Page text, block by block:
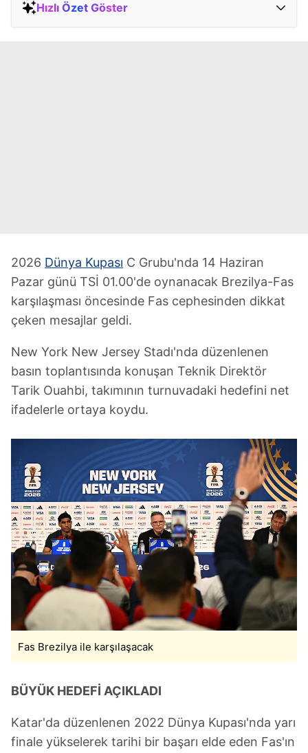
Hızlı Özet Göster
2026 Dünya Kupası C Grubu'nda 14 Haziran
Pazar günü TSİ 01.00'de oynanacak Brezilya-Fas
karşılaşması öncesinde Fas cephesinden dikkat
çeken mesajlar geldi.
New York New Jersey Stadı'nda düzenlenen
basın toplantısında konuşan Teknik Direktör
Tarik Ouahbi, takımının turnuvadaki hedefini net
ifadelerle ortaya koydu.
Fas Brezilya ile karşılaşacak
BÜYÜK HEDEFİ AÇIKLADI
Katar'da düzenlenen 2022 Dünya Kupası'nda yarı
finale yükselerek tarihi bir başarı elde eden Fas'ın